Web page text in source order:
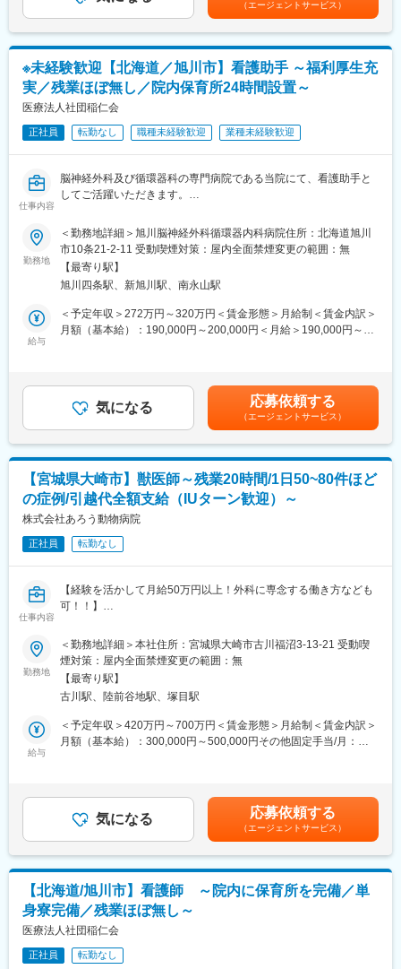
検体数 12万検体～20万検体/1ヶ月
ご依頼をいただいた検体を各所属毎に、数人で検査機器を使い検
査を実施します。
■業務の特徴：
かりし、検査対応を行っています。検体は生ものとなっているた
め、臨床検査技師は届いてからスピード感をもって、正確に検査
その業務のサポートをお任せしますので、やりがいは大きいで
す。
■組織構成：
検査グループは22～23名で構成されています。
■働き方について：
らの検体輸送は、夕方以降に届くため夜間の検査が発生します。
入社当初は基本的に夜勤メインとなります。
■研修について（検査技師免許無の方向け）
・日本衛生検査所協会主催の生涯学習通信講座受講料 会社全額
補助
検査標準講座（生化学コース、免疫学コース、血液学コース他）
・そのほか、各検査機器メーカー主催の研修会等参加費 全額補
助
■当社について：
創設以来、私たちは臨床検査を通して地域社会に貢献したいとい
う変わらぬ思いと、お客様最優先の精神で「皆様の身近な検査
る評価の声となり、私たちの大切な財産となりました。
これからも、変わらぬ思いと精神で、より高精度の価値あるデー
変更の範囲：会社の定める業務
り、選考を通じて上下する可能性があります。月給(月額)は固定手
当を含めた表記です。
（エージェントサービス）
※未経験歓迎【北海道／旭川市】看護助手 ～福利厚生充
実／残業ほぼ無し／院内保育所24時間設置～
医療法人社団稲仁会
正社員 転勤なし 職種未経験歓迎 業種未経験歓迎
仕事内容
脳神経外科及び循環器科の専門病院である当院にて、看護助手と
してご活躍いただきます。
■主な業務内容：
・入院患者様の介護等
・別途環境等の整備（リネン交換等）
・看護補助業務
■主な診療科：
・脳神経外科…当院では、脳神経外科専門病院ならではの高度医
療を提供しています。特に予約をせずに検査可能なMRI（磁気共
出血等）の早期発見、治療に大きな役割を担っています。また併
せて「高気圧酸素治療」も行っています。
・循環器内科…当院に2015年7月に新設された循環器内科では、
た最新鋭機を駆使し、心臓専門医の解析によって行われる「心臓
ドック」は、心筋梗塞、狭心症、心不全等の早期発見が可能で
す。
■組織構成：
看護助手は20名弱在籍しております。新設病棟をスタートする予
あたります。
月額5,000円で利用できる単身寮を完備。また小学校入学までのお
子さんを対象とした託児所もありますので、小さなお子さんがい
らっしゃる方も安心して業務に取り組んでいただけます。残業も
ほぼなく、定時で帰れることが多いのでので家庭との両立もでき
■就業時間：
変更の範囲：会社の定める業務
勤務地
＜勤務地詳細＞旭川脳神経外科循環器内科病院住所：北海道旭川
市10条21‐2-11 受動喫煙対策：屋内全面禁煙変更の範囲：無
【最寄り駅】
旭川四条駅、新旭川駅、南永山駅
給与
＜予定年収＞272万円～320万円＜賃金形態＞月給制＜賃金内訳＞
月額（基本給）：190,000円～200,000円＜月給＞190,000円～
気になる 応募依頼する
（エージェントサービス）
【宮城県大崎市】獣医師～残業20時間/1日50~80件ほど
の症例/引越代全額支給（IUターン歓迎）～
株式会社あろう動物病院
正社員 転勤なし
仕事内容
【経験を活かして月給50万円以上！外科に専念する働き方なども
可！！】
して活躍したいという獣医師も積極的に募集しています。働き方
もその方に合わせ柔軟に対応していますので、働き方の希望をお
気軽にご相談ください。
■業務内容：
犬、猫、エキゾチックアニマルを対象とした小動物臨床をお任せ
します。
地域のホームドクターとして、フィラリア予防、各種ワクチン接
種、避妊・去勢などの予防医療のほか、一般診療を行っていま
る環境で、総合臨床認定医、腫瘍科認定医を持つ院長が直接指導
しますので、専門的なスキルを身に付けることができます。
■働き方について：
退社時間は19時頃で残業時間も毎月20時間ほどです。※もちろ
ん、お昼が取れなかったときもその分残業時間になり、着替えの
時間も勤務時間としてカウントしているなどホワイトな職場環境
です。症例が多いので、臨床経験が積めるのはもちろんですが、
師との業務分担など経営のことも考えた診察を学ぶことができる
勤務地
＜勤務地詳細＞本社住所：宮城県大崎市古川福沼3-13-21 受動喫
煙対策：屋内全面禁煙変更の範囲：無
【最寄り駅】
古川駅、陸前谷地駅、塚目駅
給与
＜予定年収＞420万円～700万円＜賃金形態＞月給制＜賃金内訳＞
月額（基本給）：300,000円～500,000円その他固定手当/月：
術が一人でできる獣医師の場合は、月給50万円を予定していま
す。難しい症例の外科ができる、専門診療の診察ができるなどの
場合は50万円＋技術手当を検討しています。※固定手当は、技術
手当を記載しています。賃金はあくまでも目安の金額であり、選
考を通じて上下する可能性があります。月給(月額)は固定手当を含
めた表記です。
気になる 応募依頼する
（エージェントサービス）
【北海道/旭川市】看護師 ～院内に保育所を完備／単
身寮完備／残業ほぼ無し～
医療法人社団稲仁会
正社員 転勤なし